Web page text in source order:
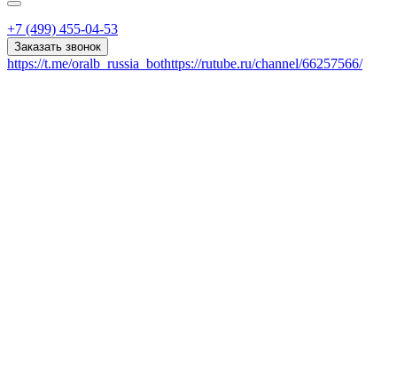
+7 (499) 455-04-53
Заказать звонок
https://t.me/oralb_russia_bothttps://rutube.ru/channel/66257566/